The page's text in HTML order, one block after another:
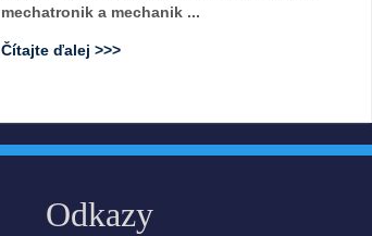
mechatronik a mechanik ...
Čítajte ďalej >>>
Odkazy